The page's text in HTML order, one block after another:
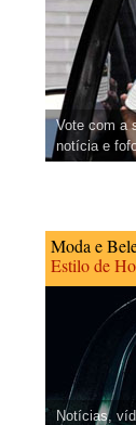
Vote com a
notícia e
Moda e
Estilo de
Notícias,